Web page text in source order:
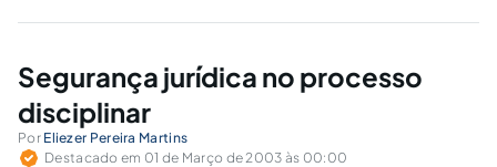
militar. Antes do advento da emenda referida, a presidência
Segurança jurídica no processo
disciplinar
Por Eliezer Pereira Martins
Destacado em 01 de Março de 2003 às 00:00